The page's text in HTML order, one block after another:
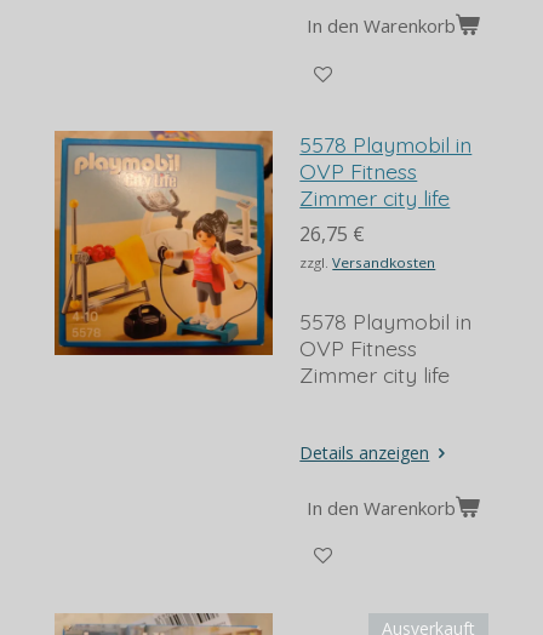
In den Warenkorb
5578 Playmobil in
OVP Fitness
Zimmer city life
26,75 €
zzgl.Versandkosten
5578 Playmobil in
OVP Fitness
Zimmer city life
Details anzeigen
In den Warenkorb
Ausverkauft